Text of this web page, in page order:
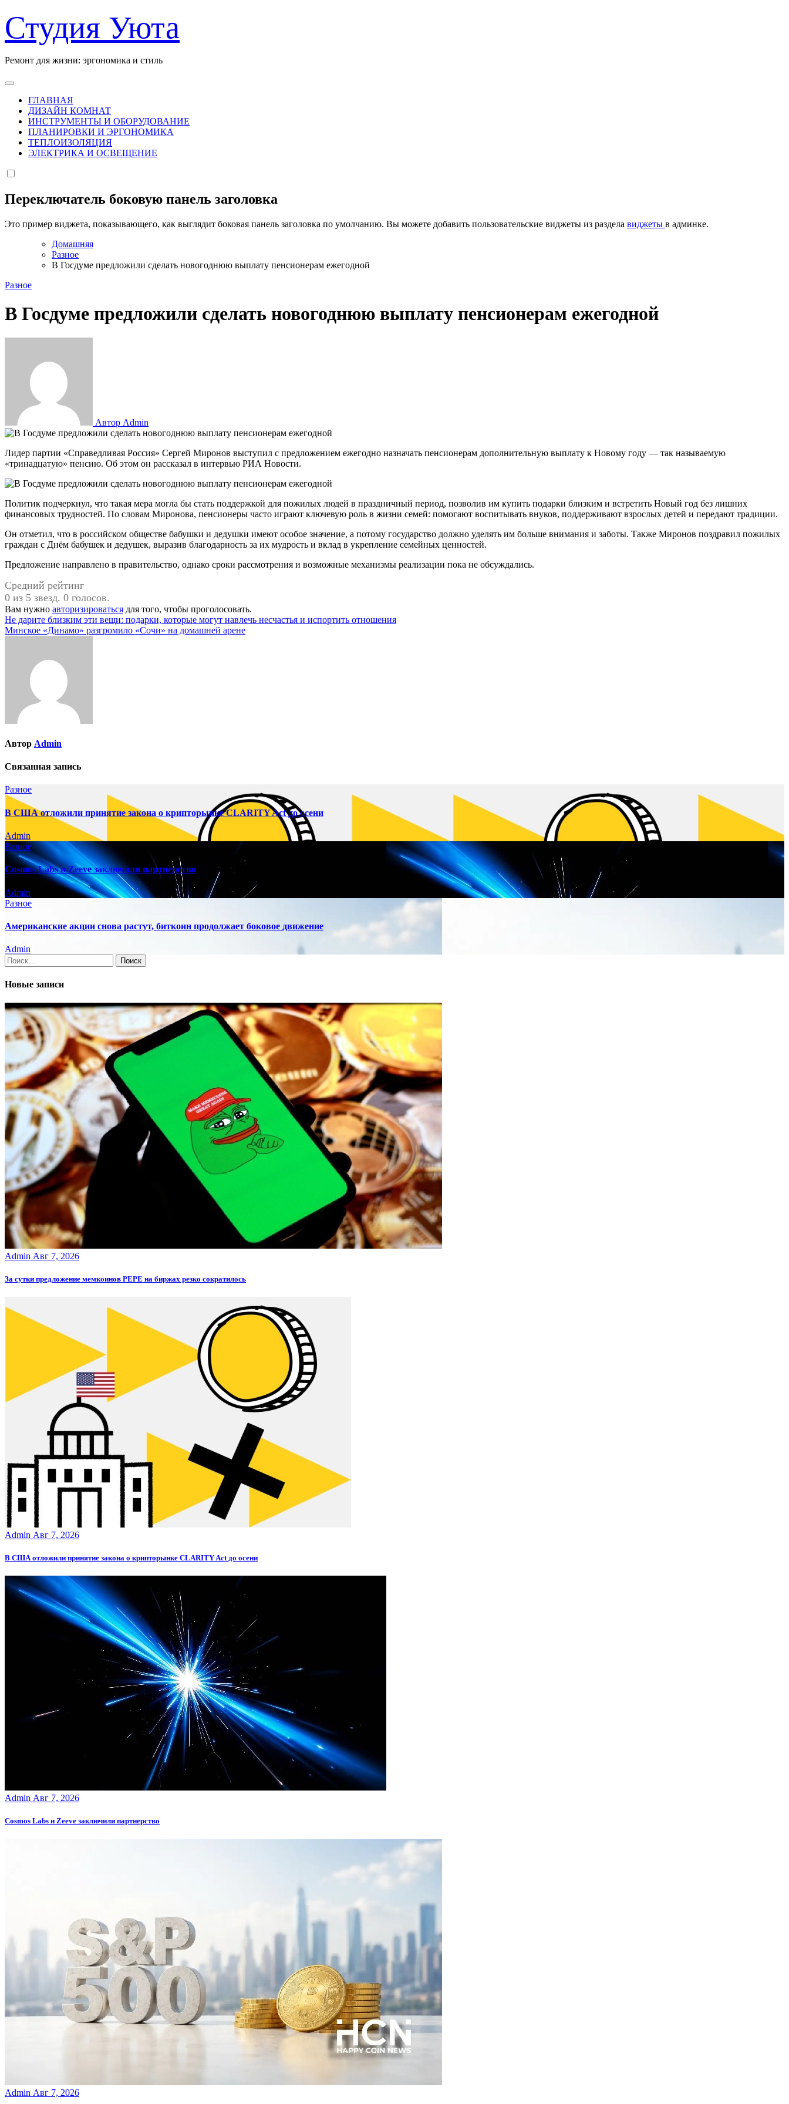
к
содержанию
Студия Уюта
Ремонт для жизни: эргономика и стиль
ГЛАВНАЯ
ДИЗАЙН КОМНАТ
ИНСТРУМЕНТЫ И ОБОРУДОВАНИЕ
ПЛАНИРОВКИ И ЭРГОНОМИКА
ТЕПЛОИЗОЛЯЦИЯ
ЭЛЕКТРИКА И ОСВЕЩЕНИЕ
Переключатель боковую панель заголовка
Это пример виджета, показывающего, как выглядит боковая панель заголовка по умолчанию. Вы можете добавить пользовательские виджеты из раздела виджеты в админке.
Домашняя
Разное
В Госдуме предложили сделать новогоднюю выплату пенсионерам ежегодной
Разное
В Госдуме предложили сделать новогоднюю выплату пенсионерам ежегодной
Автор Admin
Лидер партии «Справедливая Россия» Сергей Миронов выступил с предложением ежегодно назначать пенсионерам дополнительную выплату к Новому году — так называемую
«тринадцатую» пенсию. Об этом он рассказал в интервью РИА Новости.
Политик подчеркнул, что такая мера могла бы стать поддержкой для пожилых людей в праздничный период, позволив им купить подарки близким и встретить Новый год без лишних
финансовых трудностей. По словам Миронова, пенсионеры часто играют ключевую роль в жизни семей: помогают воспитывать внуков, поддерживают взрослых детей и передают традиции.
Он отметил, что в российском обществе бабушки и дедушки имеют особое значение, а потому государство должно уделять им больше внимания и заботы. Также Миронов поздравил пожилых
граждан с Днём бабушек и дедушек, выразив благодарность за их мудрость и вклад в укрепление семейных ценностей.
Предложение направлено в правительство, однако сроки рассмотрения и возможные механизмы реализации пока не обсуждались.
Средний рейтинг
0 из 5 звезд. 0 голосов.
Вам нужно авторизироваться для того, чтобы проголосовать.
Навигация
по
Не дарите близким эти вещи: подарки, которые могут навлечь несчастья и испортить отношения
Минское «Динамо» разгромило «Сочи» на домашней арене
Автор Admin
Связанная запись
Разное
В США отложили принятие закона о крипторынке CLARITY Act до осени
Admin
Разное
Cosmos Labs и Zeeve заключили партнерство
Admin
Разное
Американские акции снова растут, биткоин продолжает боковое движение
Admin
Найти:
Новые записи
Admin Авг 7, 2026
За сутки предложение мемкоинов PEPE на биржах резко сократилось
Admin Авг 7, 2026
В США отложили принятие закона о крипторынке CLARITY Act до осени
Admin Авг 7, 2026
Cosmos Labs и Zeeve заключили партнерство
Admin Авг 7, 2026